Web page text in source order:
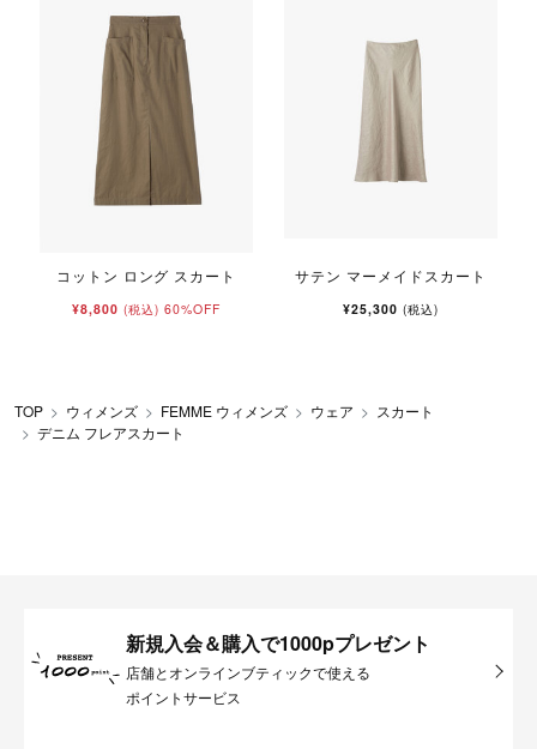
コットン ロング スカート
¥8,800 (税込) 60%OFF
サテン マーメイドスカート
¥25,300 (税込)
TOP ウィメンズ FEMME ウィメンズ ウェア
スカート
デニム フレアスカート
新規入会＆購入で1000pプレゼント
店舗とオンラインブティックで使える
ポイントサービス